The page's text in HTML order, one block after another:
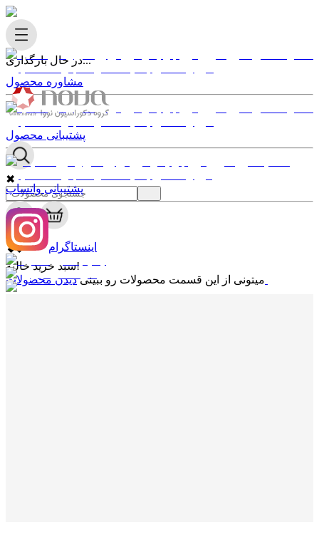
در حال بارگذاری...
✖
0
✖
سبد خرید خالیه!
میتونی از این قسمت محصولات رو ببینی
مشاوره محصول
پشتیبانی محصول
پشتیبانی واتساپ
اینستاگرام